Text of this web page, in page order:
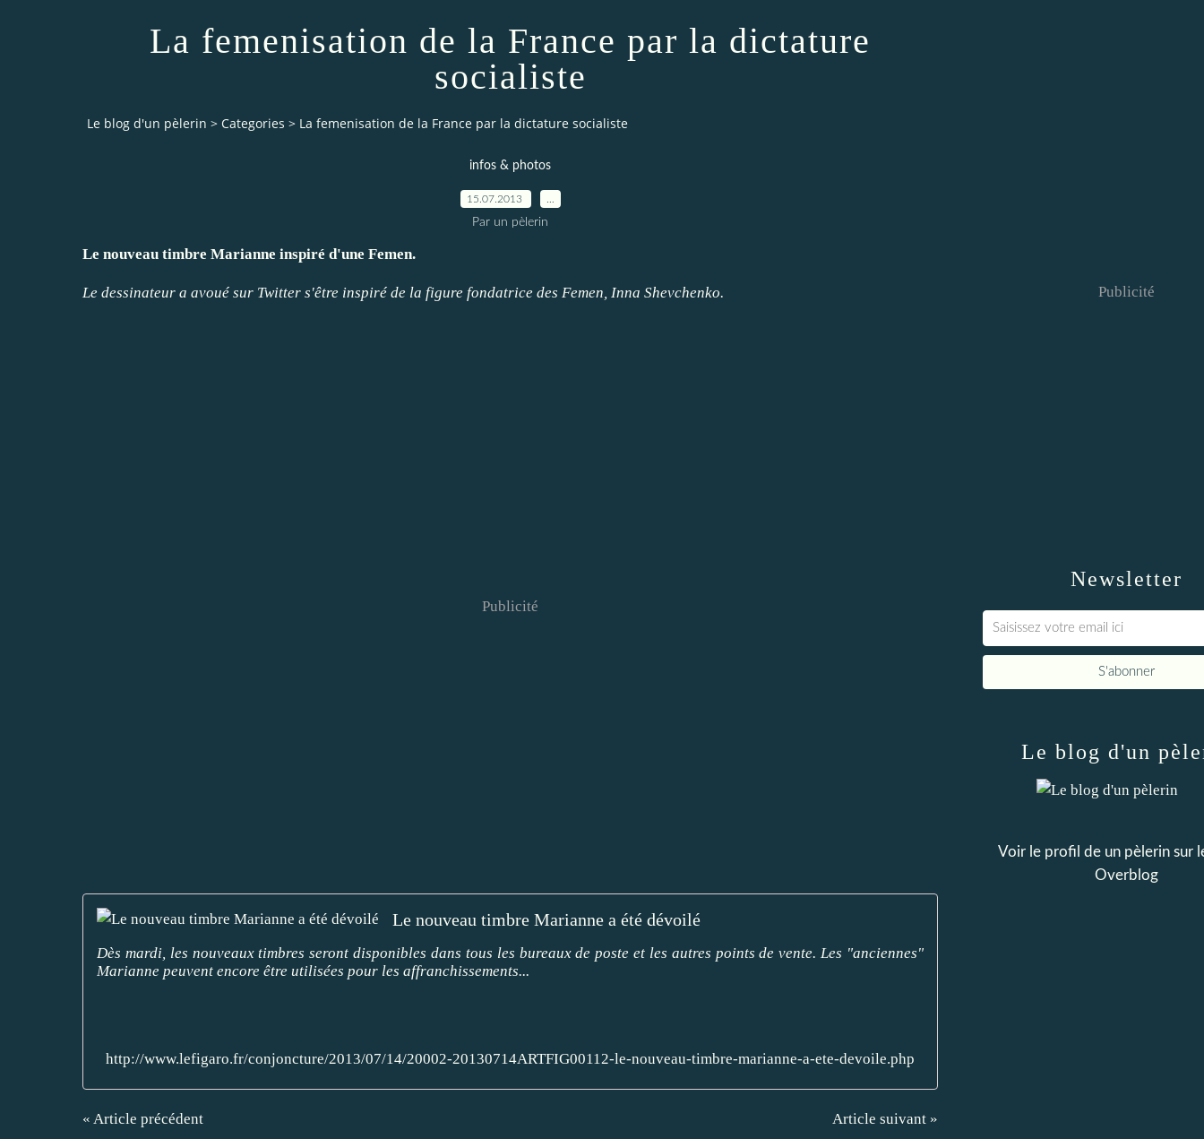
La femenisation de la France par la dictature
socialiste
Le blog d'un pèlerin > Categories > La femenisation de la France par la dictature socialiste
infos & photos
15.07.2013
Par un pèlerin
Le nouveau timbre Marianne inspiré d'une Femen.
Le dessinateur a avoué sur Twitter s'être inspiré de la figure fondatrice des Femen, Inna Shevchenko.
Publicité
Le nouveau timbre Marianne a été dévoilé
Dès mardi, les nouveaux timbres seront disponibles dans tous les bureaux de poste et les autres points de vente. Les "anciennes"
Marianne peuvent encore être utilisées pour les affranchissements...
http://www.lefigaro.fr/conjoncture/2013/07/14/20002-20130714ARTFIG00112-le-nouveau-timbre-marianne-a-ete-devoile.php
« Article précédent Article suivant »
Newsletter
Publicité
Le blog d'un
Voir le profil de un pèlerinsur
Overblog